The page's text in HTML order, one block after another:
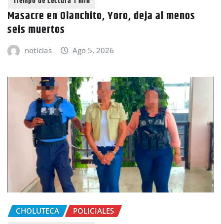
Masacre en Olanchito, Yoro, deja al menos
seis muertos
noticias Ago 5, 2026
CHOLUTECA POLICIALES